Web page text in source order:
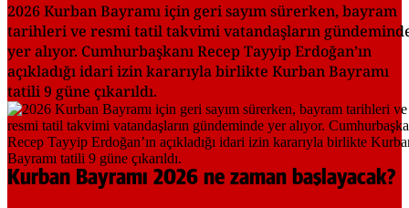
2026 Kurban Bayramı için geri sayım sürerken, bayram
tarihleri ve resmi tatil takvimi vatandaşların
yer alıyor. Cumhurbaşkanı Recep Tayyip Erdoğan’ın
açıkladığı idari izin kararıyla birlikte Kurban Bayramı
tatili 9 güne çıkarıldı.
Kurban Bayramı 2026 ne zaman başlayacak?